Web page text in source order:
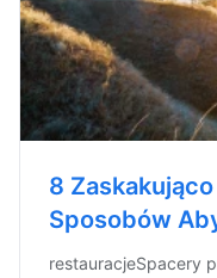
8
Sposobów
restauracjeSpacery